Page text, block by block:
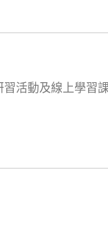
活動及線上學習課